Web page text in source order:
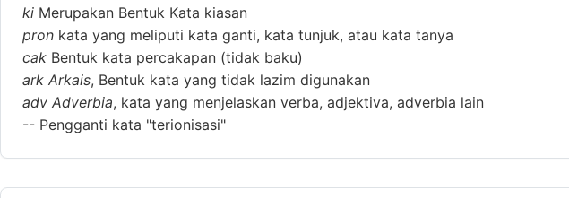
ki Merupakan Bentuk Kata kiasan
pron kata yang meliputi kata ganti, kata tunjuk, atau kata tanya
cak Bentuk kata percakapan (tidak baku)
ark Arkais, Bentuk kata yang tidak lazim digunakan
adv Adverbia, kata yang menjelaskan verba, adjektiva, adverbia lain
-- Pengganti kata "terionisasi"